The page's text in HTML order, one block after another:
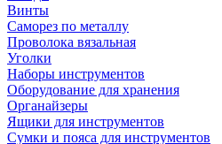
Винты
Саморез по металлу
Проволока вязальная
Уголки
Наборы инструментов
Оборудование для хранения
Органайзеры
Ящики для инструментов
Сумки и пояса для инструментов